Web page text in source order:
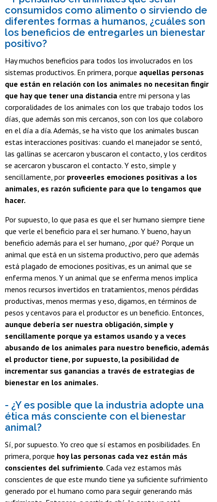
consumidos como alimento o sirviendo de
diferentes formas a humanos, ¿cuáles son
los beneficios de entregarles un bienestar
positivo?
Hay muchos beneficios para todos los involucrados en los
sistemas productivos. En primera, porque aquellas personas
que están en relación con los animales no necesitan fingir
que hay que tener una distancia entre mi persona y las
corporalidades de los animales con los que trabajo todos los
días, que además son mis cercanos, son con los que colaboro
en el día a día. Además, se ha visto que los animales buscan
estas interacciones positivas: cuando el manejador se sentó,
las gallinas se acercaron y buscaron el contacto, y los cerditos
se acercaron y buscaron el contacto. Y esto, simple y
sencillamente, por proveerles emociones positivas a los
animales, es razón suficiente para que lo tengamos que
hacer.
Por supuesto, lo que pasa es que el ser humano siempre tiene
que verle el beneficio para el ser humano. Y bueno, hay un
beneficio además para el ser humano, ¿por qué? Porque un
animal que está en un sistema productivo, pero que además
está plagado de emociones positivas, es un animal que se
enferma menos. Y un animal que se enferma menos implica
menos recursos invertidos en tratamientos, menos pérdidas
productivas, menos mermas y eso, digamos, en términos de
pesos y centavos para el productor es un beneficio. Entonces,
aunque debería ser nuestra obligación, simple y
sencillamente porque ya estamos usando y a veces
abusando de los animales para nuestro beneficio, además
el productor tiene, por supuesto, la posibilidad de
incrementar sus ganancias a través de estrategias de
bienestar en los animales.
- ¿Y es posible que la industria adopte una
ética más consciente con el bienestar
animal?
Sí, por supuesto. Yo creo que sí estamos en posibilidades. En
primera, porque hoy las personas cada vez están más
conscientes del sufrimiento. Cada vez estamos más
conscientes de que este mundo tiene ya suficiente sufrimiento
generado por el humano como para seguir generando más